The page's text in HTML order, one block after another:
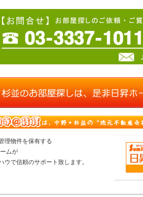
理物件を保有する
ムが
ウで信頼のサポート致します。